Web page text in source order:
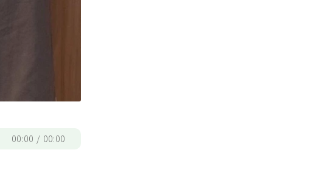
00:00 00:00